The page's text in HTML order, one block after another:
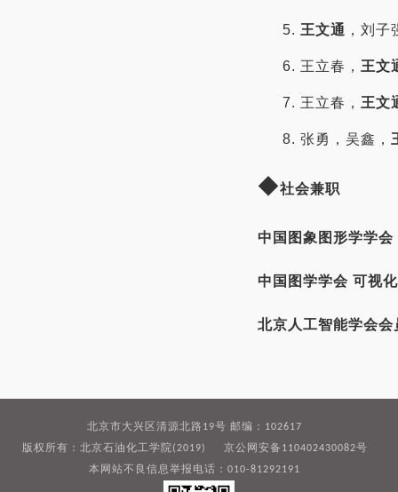
5. 王文通 ，刘
6. 王立春， 王文
7. 王立春， 王文
8. 张勇，吴鑫，
◆社会兼职
中国图象图形学学
中国图学学会 可视
北京人工智能学会会
北京市大兴区清源北路19号 邮编：102617
版权所有：北京石油化工学院(2019) 京公网安备110402430082号
本网站不良信息举报电话：010-81292191